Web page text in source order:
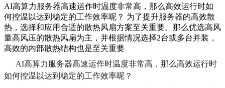
AI高算力服务器高速运作时温度非常高，那么高效运行时如
何控温以达到稳定的工作效率呢？ 为了提升服务器的高效散
热，选择和应用合适的散热风扇方案至关重要。那么优选高风
量高风压的散热风扇为主，并根据情况选择2台或多台并装，
高效的内部散热结构也是至关重要
AI高算力服务器高速运作时温度非常高，那么高效运行时
如何控温以达到稳定的工作效率呢？